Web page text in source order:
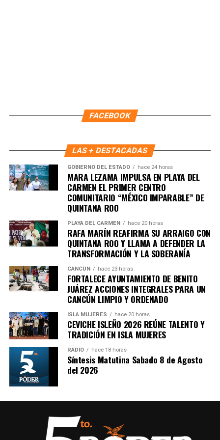
Recibe las noticias al instante
Únete al canal oficial de WhatsApp de
Quinto Podery recibe las noticias más
importantes de Quintana Roo directamente
en tu teléfono.
Unirme al canal de WhatsApp
FACEBOOK
LAS + DESTACADAS
GOBIERNO DEL ESTADO hace 24 horas
MARA LEZAMA IMPULSA EN PLAYA DEL
CARMEN EL PRIMER CENTRO
COMUNITARIO “MÉXICO IMPARABLE” DE
QUINTANA ROO
PLAYA DEL CARMEN hace 20 horas
RAFA MARÍN REAFIRMA SU ARRAIGO CON
QUINTANA ROO Y LLAMA A DEFENDER LA
TRANSFORMACIÓN Y LA SOBERANÍA
CANCÚN hace 23 horas
FORTALECE AYUNTAMIENTO DE BENITO
JUÁREZ ACCIONES INTEGRALES PARA UN
CANCÚN LIMPIO Y ORDENADO
ISLA MUJERES hace 20 horas
CEVICHE ISLEÑO 2026 REÚNE TALENTO Y
TRADICIÓN EN ISLA MUJERES
RADIO hace 18 horas
Síntesis Matutina Sabado 8 de Agosto
del 2026